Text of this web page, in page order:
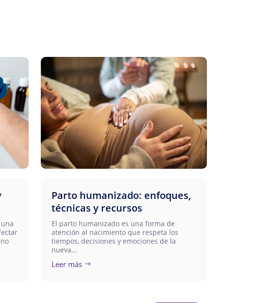
Parto humanizado: enfoques,
técnicas y recursos
El parto humanizado es una forma de
atención al nacimiento que respeta los
tiempos, decisiones y emociones de la
nueva...
Leer más